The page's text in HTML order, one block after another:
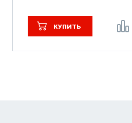
КУПИТЬ